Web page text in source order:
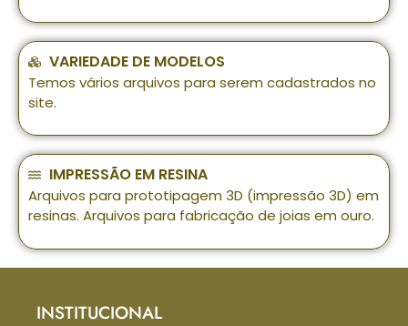
VARIEDADE DE MODELOS
Temos vários arquivos para serem cadastrados no
site.
IMPRESSÃO EM RESINA
Arquivos para prototipagem 3D (impressão 3D) em
resinas. Arquivos para fabricação de joias em ouro.
INSTITUCIONAL